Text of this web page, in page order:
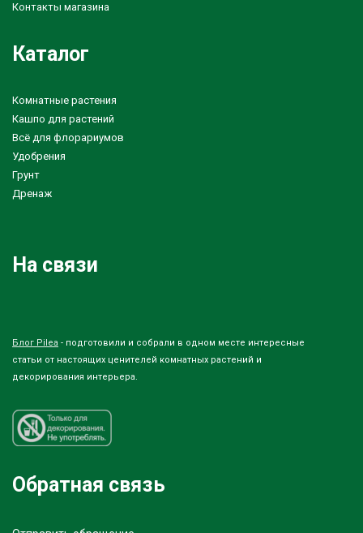
Контакты магазина
Каталог
Комнатные растения
Кашпо для растений
Всё для флорариумов
Удобрения
Грунт
Дренаж
На связи
Блог Pilea - подготовили и собрали в одном месте интересные
статьи от настоящих ценителей комнатных растений и
декорирования интерьера.
Обратная связь